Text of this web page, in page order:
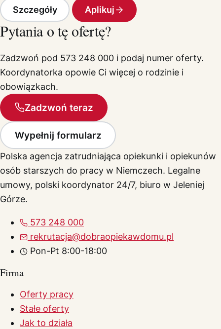
Szczegóły
Aplikuj
Pytania o tę ofertę?
Zadzwoń pod 573 248 000 i podaj numer oferty.
Koordynatorka opowie Ci więcej o rodzinie i
obowiązkach.
Zadzwoń teraz
Wypełnij formularz
Polska agencja zatrudniająca opiekunki i opiekunów
osób starszych do pracy w Niemczech. Legalne
umowy, polski koordynator 24/7, biuro w Jeleniej
Górze.
573 248 000
rekrutacja@dobraopiekawdomu.pl
Pon-Pt 8:00-18:00
Firma
Oferty pracy
Stałe oferty
Jak to działa